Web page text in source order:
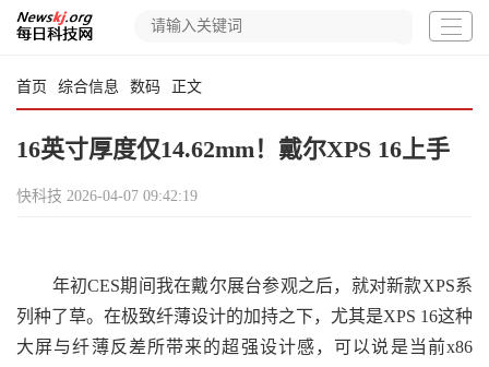
首页 综合信息 数码 正文
16英寸厚度仅14.62mm！戴尔XPS 16上手
快科技 2026-04-07 09:42:19
年初CES期间我在戴尔展台参观之后，就对新款XPS系
列种了草。在极致纤薄设计的加持之下，尤其是XPS 16这种
大屏与纤薄反差所带来的超强设计感，可以说是当前x86